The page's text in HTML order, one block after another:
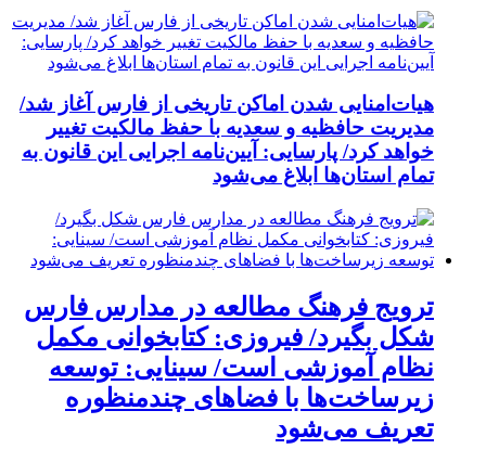
هیات‌امنایی شدن اماکن تاریخی از فارس آغاز شد/
مدیریت حافظیه و سعدیه با حفظ مالکیت تغییر
خواهد کرد/ پارسایی: آیین‌نامه اجرایی این قانون به
تمام استان‌ها ابلاغ می‌‌شود
ترویج فرهنگ مطالعه در مدارس فارس
شکل بگیرد/ فیروزی: کتابخوانی مکمل
نظام آموزشی است/ سینایی: توسعه
زیرساخت‌ها با فضاهای چندمنظوره
تعریف می‌شود